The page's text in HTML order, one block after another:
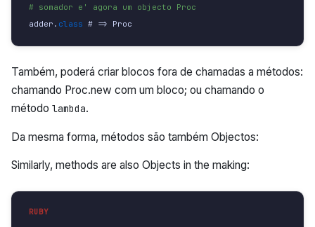
# somador e' agora um objecto Proc
adder . class # => Proc
Também, poderá criar blocos fora de chamadas a métodos:
chamando Proc.new com um bloco; ou chamando o
método lambda.
Da mesma forma, métodos são também Objectos:
Similarly, methods are also Objects in the making: